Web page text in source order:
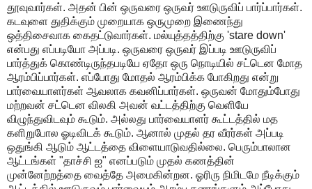
தூவுவார்கள். அதன் பின் ஒருவரை ஒருவர் ஊடுருவிப் பார்ப்பார்கள்.
கடவுளை துதிக்கும் முறையாக ஒருமுறை இணைந்து
ஒத்திசைவாக கைதட்டுவார்கள். மல்யுத்தத்திற்கு 'stare down'
என்பது எப்படியோ அப்படி. ஒருவரை ஒருவர் இப்படி ஊடுருவிப்
பார்த்துக் கொண்டிருந்தபடியே ஏதோ ஒரு நொடியில் சட்டென மோத
ஆரம்பிப்பார்கள். எப்போது மோதல் ஆரம்பிக்க போகிறது என்று
பார்வையாளர்கள் ஆவலாக கவனிப்பார்கள். ஒருவன் மோதும்போது
மற்றவன் சட்டென விலகி அவன் வட்டத்திற்கு வெளியே
விழுந்துவிடவும் கூடும். அல்லது பார்வையாளர் கூட்டத்தில் மத
களிறுபோல ஓடிவிடக் கூடும். ஆனால் முதல் தர வீரர்கள் அப்படி
ஒதுங்கி ஆடும் ஆட்டத்தை விளையாடுவதில்லை. பெரும்பாலான
ஆட்டங்கள் "தாச்சி ஐ" எனப்படும் முதல் கணத்தின்
முன்னேற்றத்தை வைத்தே அமைகின்றன. ஓரிரு நிமிடமே நீடிக்கும்